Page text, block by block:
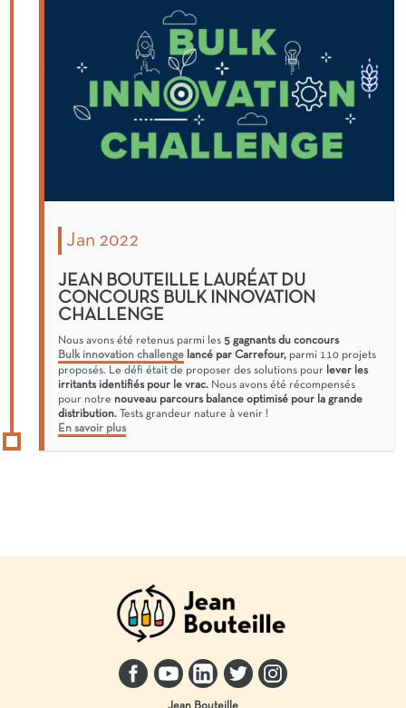
Jan 2022
JEAN BOUTEILLE LAURÉAT DU
CONCOURS BULK INNOVATION
CHALLENGE
Nous avons été retenus parmi les 5 gagnants du concours
Bulk innovation challenge lancé par Carrefour, parmi 110 projets
proposés. Le défi était de proposer des solutions pour lever les
irritants identifiés pour le vrac. Nous avons été récompensés
pour notre nouveau parcours balance optimisé pour la grande
distribution. Tests grandeur nature à venir !
En savoir plus
Jean Bouteille